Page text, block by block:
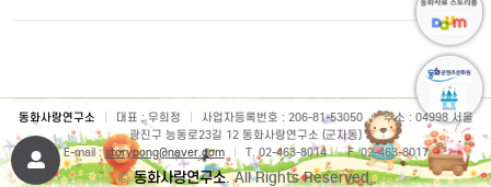
동화사랑연구소 대표 : 우희정 사업자등록번호 : 206-81-53050 |
주소 : 04998 서울
광진구 능동로23길 12 동화사랑연구소 (군자동)
E-mail :storypong@naver.com T. 02-463-8014 | F. 02-463-8017
©동화사랑연구소. All Rights Reserved.